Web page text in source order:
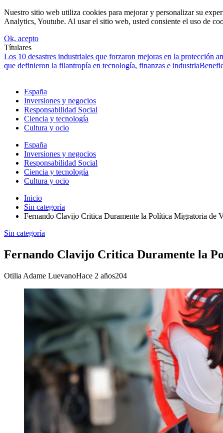
Nuestro sitio web utiliza cookies para mejorar y personalizar su
Analytics, Youtube. Al usar el sitio web, usted consiente el uso de
Ok, acepto
Títulares
Los 10 desastres industriales que forzaron mejoras en la protección
que definieron la filantropía en tecnología, finanzas e industria
España
Inversiones y negocios
Responsabilidad Social
Ciencia y tecnología
Cultura y ocio
España
Inversiones y negocios
Responsabilidad Social
Ciencia y tecnología
Cultura y ocio
Inicio
Sin categoría
Fernando Clavijo Critica Duramente la Política Migratoria de
Sin categoría
Fernando Clavijo Critica Duramente la
Otilia Adame LuevanoHace 2 años204